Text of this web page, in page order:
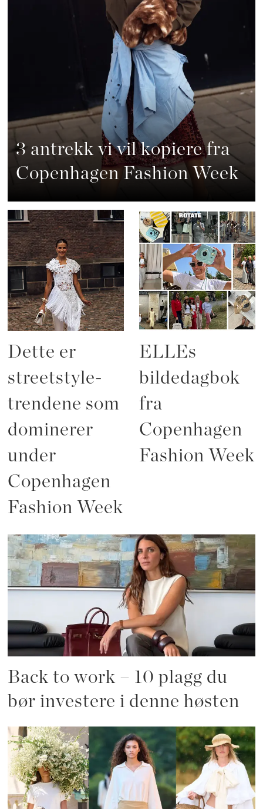
3 antrekk vi vil kopiere fra
Copenhagen Fashion Week
Dette er
streetstyle-
trendene som
dominerer
under
Copenhagen
Fashion Week
ELLEs
bildedagbok
fra
Copenhagen
Fashion Week
Back to work – 10 plagg du
bør investere i denne høsten